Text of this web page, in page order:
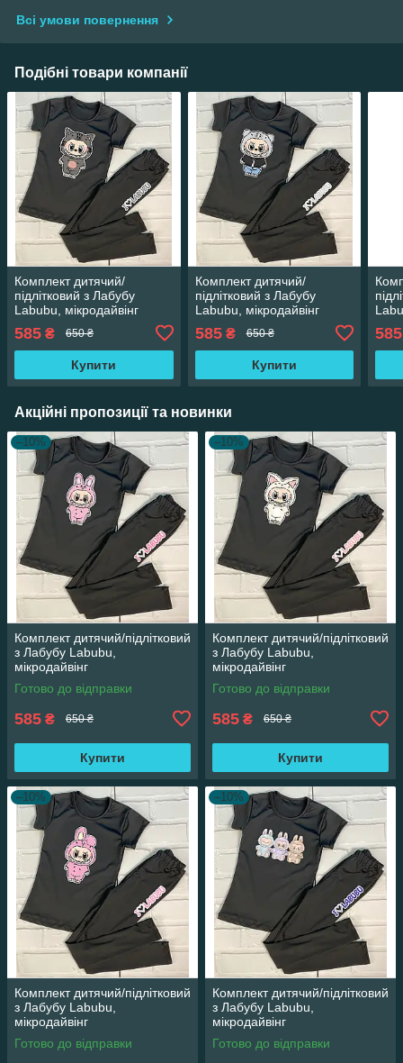
Всі умови повернення
Подібні товари компанії
Комплект дитячий/
підлітковий з Лабубу
Labubu, мікродайвінг
585 ₴ 650 ₴
Купити
Комплект дитячий/
підлітковий з Лабубу
Labubu, мікродайвінг
585₴ 650 ₴
Купити
585
Акційні пропозиції та новинки
–10%
Комплект дитячий/підлітковий
з Лабубу Labubu,
мікродайвінг
Готово до відправки
585 ₴ 650 ₴
Купити
–10%
Комплект дитячий/підлітковий
з Лабубу Labubu,
мікродайвінг
Готово до відправки
585 ₴ 650 ₴
Купити
–10%
Комплект дитячий/підлітковий
з Лабубу Labubu,
мікродайвінг
Готово до відправки
–10%
Комплект дитячий/підлітковий
з Лабубу Labubu,
мікродайвінг
Готово до відправки